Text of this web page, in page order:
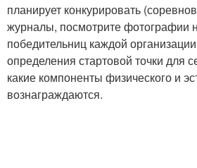
планирует конкурировать
журналы, посмотрите фотографии
победительниц каждой
определения стартовой точки для
какие компоненты физического и
вознаграждаются.